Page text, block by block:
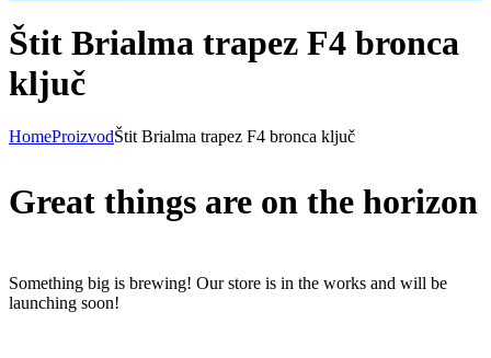
Štit Brialma trapez F4 bronca
ključ
HomeProizvodŠtit Brialma trapez F4 bronca ključ
Great things are on the horizon
Something big is brewing! Our store is in the works and will be
launching soon!